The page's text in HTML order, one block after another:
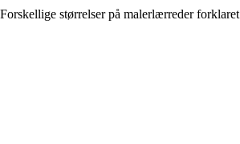
Forskellige størrelser på malerlærreder forklaret